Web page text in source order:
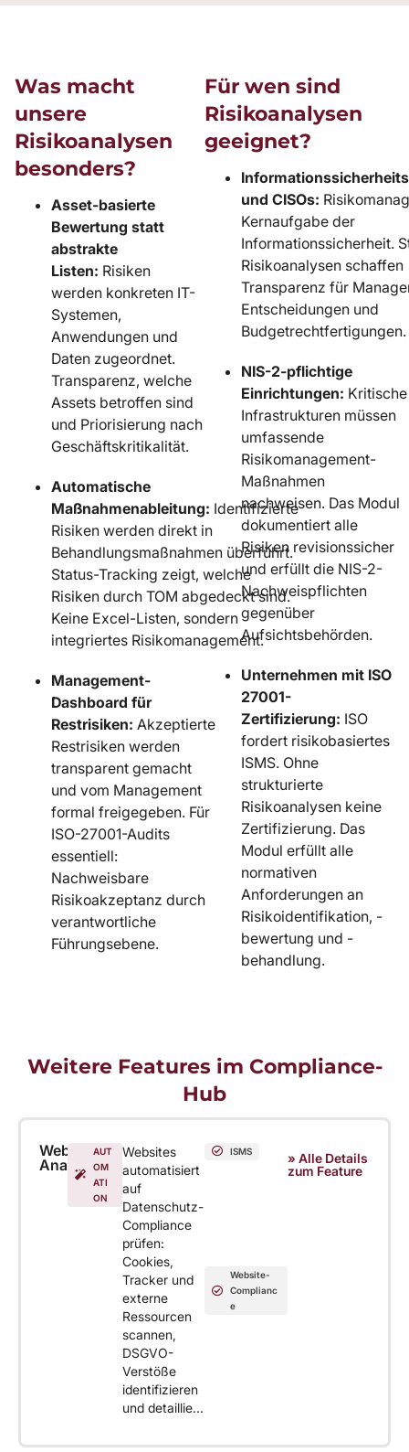
Was macht
unsere
Risikoanalysen
besonders?
Asset-basierte
Bewertung statt
abstrakte
Listen: Risiken
werden konkreten IT-
Systemen,
Anwendungen und
Daten zugeordnet.
Transparenz, welche
Assets betroffen sind
und Priorisierung nach
Geschäftskritikalität.
Automatische
Maßnahmenableitung: Identifizierte
Risiken werden direkt in
Behandlungsmaßnahmen überführt.
Status-Tracking zeigt, welche
Risiken durch TOM abgedeckt sind.
Keine Excel-Listen, sondern
integriertes Risikomanagement.
Management-
Dashboard für
Restrisiken: Akzeptierte
Restrisiken werden
transparent gemacht
und vom Management
formal freigegeben. Für
ISO-27001-Audits
essentiell:
Nachweisbare
Risikoakzeptanz durch
verantwortliche
Führungsebene.
Für wen sind
Risikoanalysen
geeignet?
und CISOs:
Kernaufgabe der
Informationssicherheit.
Risikoanalysen schaffen
Transparenz für
Entscheidungen und
Budgetrechtfertigungen.
NIS-2-pflichtige
Einrichtungen: Kritische
Infrastrukturen müssen
umfassende
Risikomanagement-
Maßnahmen
nachweisen. Das Modul
dokumentiert alle
Risiken revisionssicher
und erfüllt die NIS-2-
Nachweispflichten
gegenüber
Aufsichtsbehörden.
Unternehmen mit ISO
27001-
Zertifizierung: ISO
fordert risikobasiertes
ISMS. Ohne
strukturierte
Risikoanalysen keine
Zertifizierung. Das
Modul erfüllt alle
normativen
Anforderungen an
Risikoidentifikation, -
bewertung und -
behandlung.
Weitere Features im Compliance-
Hub
Website
Analyse
AUT
OM
ATI
ON
Websites
automatisiert
auf
Datenschutz-
Compliance
prüfen:
Cookies,
Tracker und
externe
Ressourcen
scannen,
DSGVO-
Verstöße
identifizieren
und detaillie...
ISMS
Website-
Complianc
e
» Alle Details
zum Feature